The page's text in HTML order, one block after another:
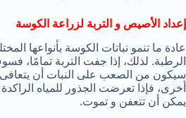
إعداد الأصيص و التربة لزراعة الكوسة
عادة ما تنمو نباتات الكوسة بأنواعها
الرطبة. لذلك، إذا جفت التربة تمامًا،
سيكون من الصعب على النبات أن
أخرى، فإذا تعرضت الجذور للمياه
يمكن أن تتعفن و تموت.